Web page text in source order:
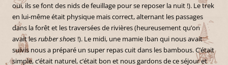
oui, ils se font des nids de feuillage pour se reposer la nuit !). Le trek
en lui-même était physique mais correct, alternant les passages
dans la forêt et les traversées de rivières (heureusement qu’on
avait lesrubber shoes !). Le midi, une mamie Iban qui nous avait
suivis nous a préparé un super repas cuit dans les bambous. C’était
simple, c’était naturel, c’était bon et nous gardons de ce séjour et